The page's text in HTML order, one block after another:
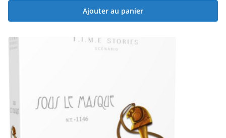
Ajouter au panier